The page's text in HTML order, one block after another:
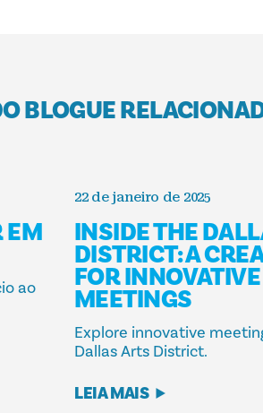
BLOGUE
EM
ao
22 de janeiro de 2025
INSIDE THE
DISTRICT: A
FOR INNOVATIVE
MEETINGS
Explore innovative
Dallas Arts District.
LEIA MAIS